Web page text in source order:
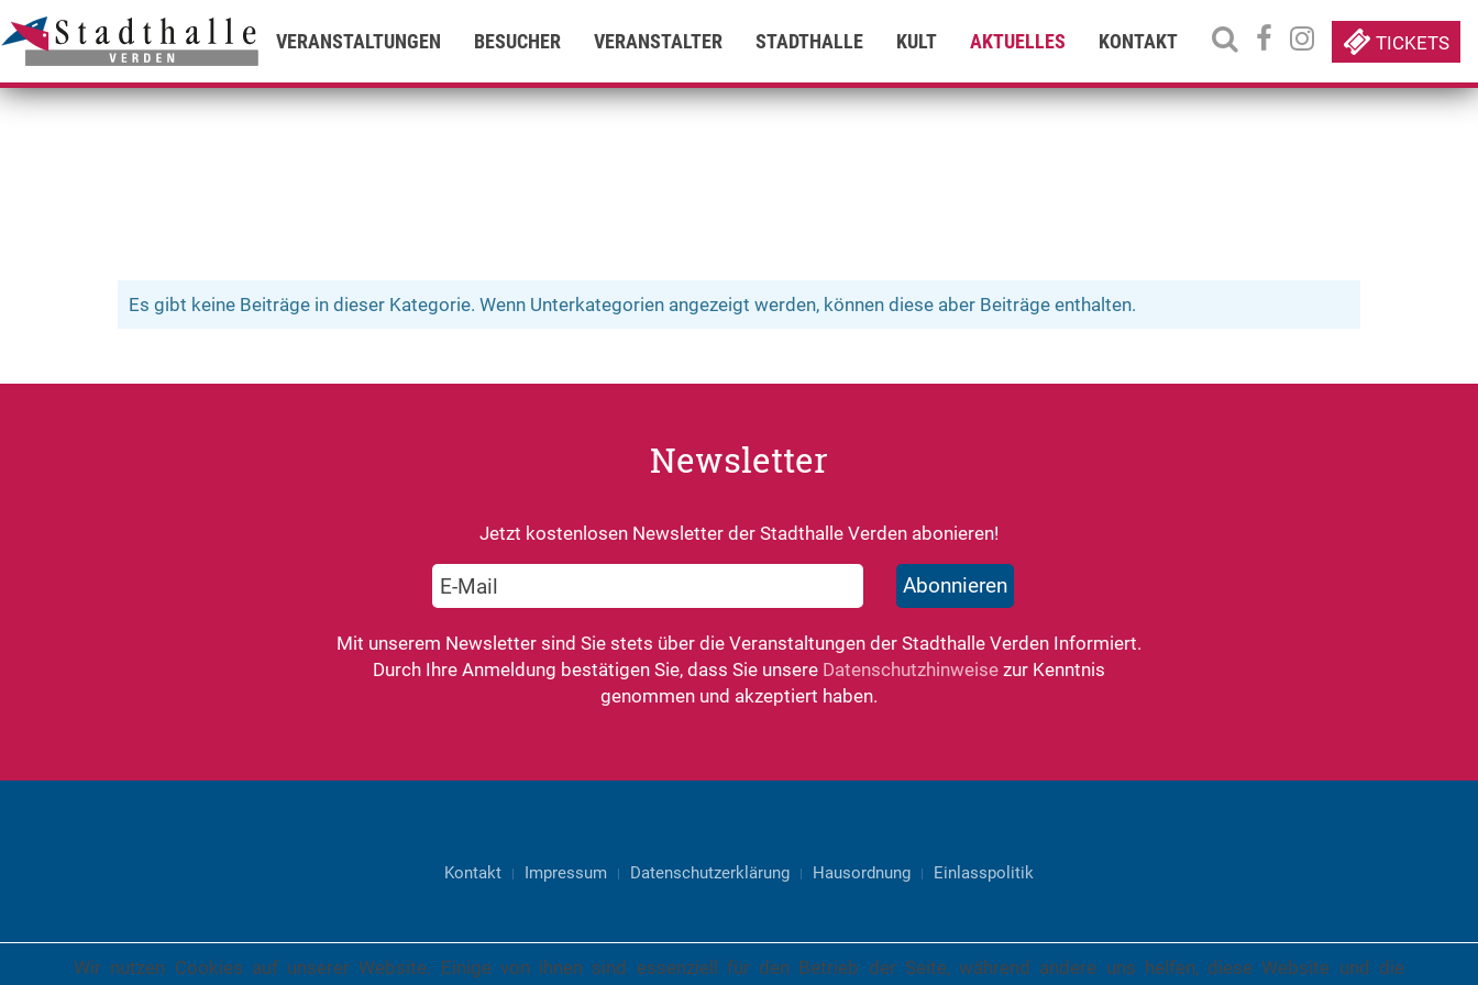
VERANSTALTUNGEN BESUCHER VERANSTALTER STADTHALLE KULT AKTUELLES KONTAKT TICKETS
Es gibt keine Beiträge in dieser Kategorie. Wenn Unterkategorien angezeigt werden, können diese aber Beiträge enthalten.
Newsletter
Jetzt kostenlosen Newsletter der Stadthalle Verden abonieren!
Mit unserem Newsletter sind Sie stets über die Veranstaltungen der Stadthalle Verden Informiert.
Durch Ihre Anmeldung bestätigen Sie, dass Sie unsere Datenschutzhinweisezur Kenntnis
genommen und akzeptiert haben.
Kontakt Impressum Datenschutzerklärung Hausordnung Einlasspolitik
Wir nutzen Cookies auf unserer Website. Einige von ihnen sind essenziell für den Betrieb der Seite, während andere uns helfen, diese Website und die